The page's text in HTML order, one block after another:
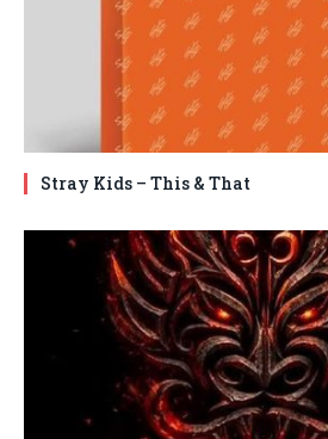
Stray Kids – This & That